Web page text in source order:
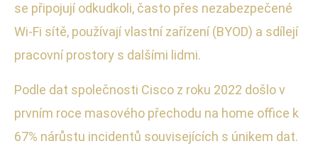
se připojují odkudkoli, často přes nezabezpečené
Wi-Fi sítě, používají vlastní zařízení (BYOD) a sdílejí
pracovní prostory s dalšími lidmi.
Podle dat společnosti Cisco z roku 2022 došlo v
prvním roce masového přechodu na home office k
67% nárůstu incidentů souvisejících s únikem dat.